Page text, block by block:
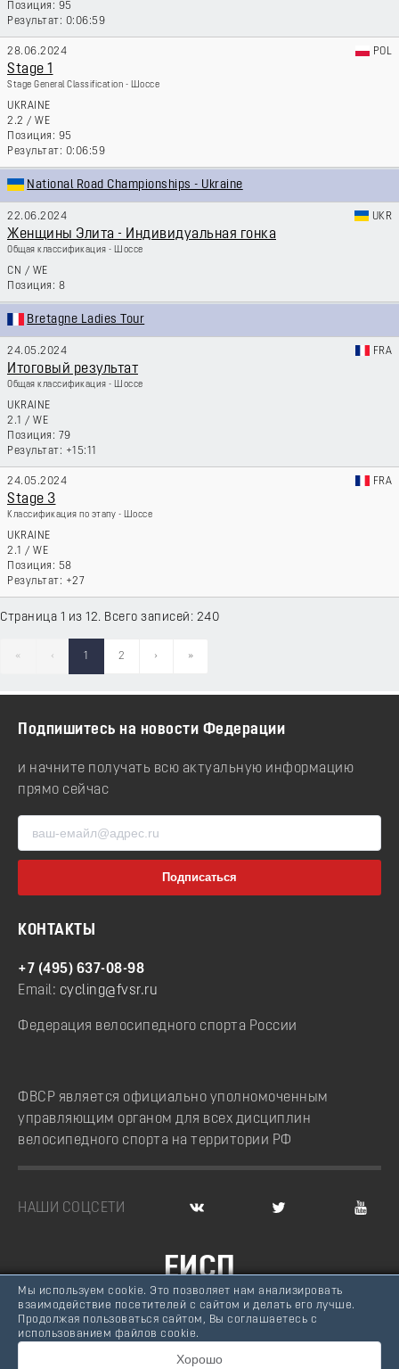
95
0:06:59
28.06.2024 POL
Stage 1
Stage General Classification - Шоссе
UKRAINE
2.2 / WE
95
0:06:59
National Road Championships - Ukraine
22.06.2024 UKR
Женщины Элита - Индивидуальная гонка
Общая классификация - Шоссе
CN / WE
8
Bretagne Ladies Tour
24.05.2024 FRA
Итоговый результат
Общая классификация - Шоссе
UKRAINE
2.1 / WE
79
+15:11
24.05.2024 FRA
Stage 3
Классификация по этапу - Шоссе
UKRAINE
2.1 / WE
58
+27
Страница 1 из 12. Всего записей: 240
« ‹ 1 2 › »
Подпишитесь на новости Федерации
и начните получать всю актуальную информацию
прямо сейчас
КОНТАКТЫ
+7 (495) 637-08-98
Email: cycling@fvsr.ru
Федерация велосипедного спорта России
ФВСР является официально уполномоченным
управляющим органом для всех дисциплин
велосипедного спорта на территории РФ
НАШИ СОЦСЕТИ
ЕИСП
ВЕЛОСПОРТ РОССИИ
© Федерация велосипедного спорта России, 2007 -
2026
Мы используем cookie. Это позволяет нам анализировать
взаимодействие посетителей с сайтом и делать его лучше.
Продолжая пользоваться сайтом, Вы соглашаетесь с
использованием файлов cookie.
Хорошо